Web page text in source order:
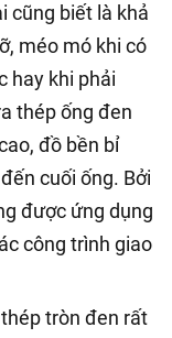
cũng biết là khả
méo mó khi có
hay khi phải
thép ống đen
đồ bền bỉ
cuối ống. Bởi
được ứng dụng
công trình giao
tròn đen rất